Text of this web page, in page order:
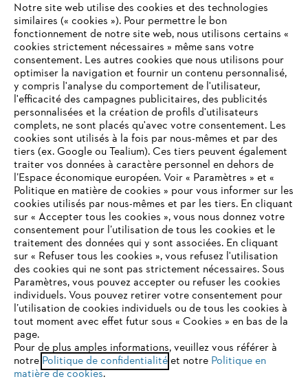
#STIHL
L'Entreprise
STIHL FAQ
Contact
Politique de protection des données
Mentions légales Utilisation des cookies
VOTRE NAVIGATEUR INTERNET
N'EST PLUS PRIS EN CHARGE
Vous utilisez un navigateur Internet que nous ne prenons plus
en charge, et certaines fonctionnalités de notre site ne
peuvent fonctionner correctement. Pour une utilisation
optimale de notre site, nous vous recommandons de passer à
l'un des navigateurs suivants :
Notre site web utilise des cookies et des technologies
similaires (« cookies »). Pour permettre le bon
fonctionnement de notre site web, nous utilisons certains «
cookies strictement nécessaires » même sans votre
consentement. Les autres cookies que nous utilisons pour
optimiser la navigation et fournir un contenu personnalisé,
y compris l'analyse du comportement de l'utilisateur,
l'efficacité des campagnes publicitaires, des publicités
personnalisées et la création de profils d'utilisateurs
complets, ne sont placés qu'avec votre consentement. Les
cookies sont utilisés à la fois par nous-mêmes et par des
tiers (ex. Google ou Tealium). Ces tiers peuvent également
traiter vos données à caractère personnel en dehors de
l’Espace économique européen. Voir « Paramètres » et «
Politique en matière de cookies » pour vous informer sur les
cookies utilisés par nous-mêmes et par les tiers. En cliquant
sur « Accepter tous les cookies », vous nous donnez votre
consentement pour l’utilisation de tous les cookies et le
traitement des données qui y sont associées. En cliquant
sur « Refuser tous les cookies », vous refusez l'utilisation
des cookies qui ne sont pas strictement nécessaires. Sous
Paramètres, vous pouvez accepter ou refuser les cookies
individuels. Vous pouvez retirer votre consentement pour
l’utilisation de cookies individuels ou de tous les cookies à
tout moment avec effet futur sous « Cookies » en bas de la
page.
Pour de plus amples informations, veuillez vous référer à
notre Politique de confidentialitéet notre Politique en
matière de cookies.